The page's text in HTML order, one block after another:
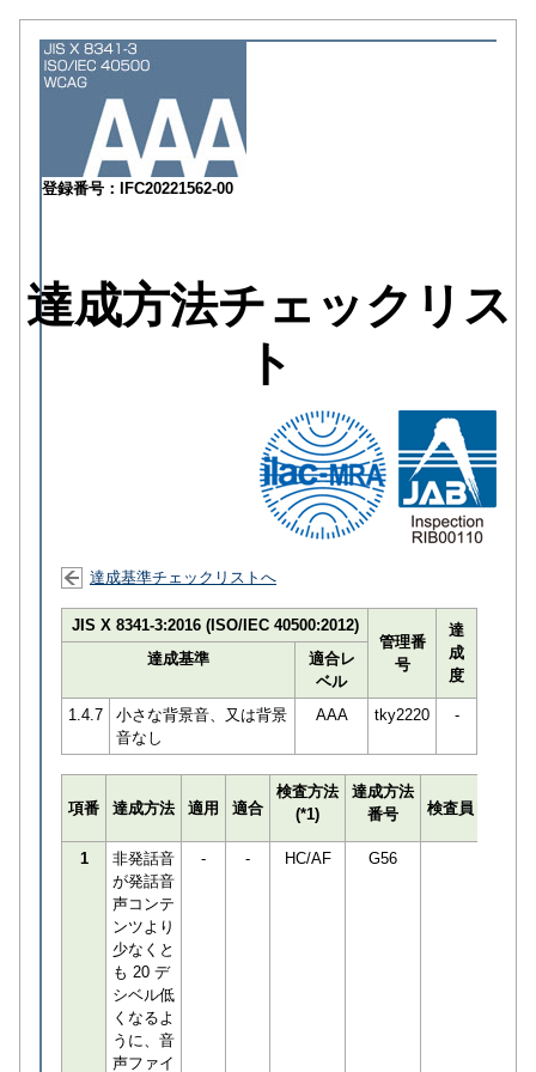
登録番号：IFC20221562-00
達成方法チェックリス
ト
達成基準チェックリストへ
JIS X 8341-3:2016 (ISO/IEC 40500:2012)
管理番
号
達
成
度
達成基準
適合レ
ベル
1.4.7
小さな背景音、又は背景
音なし
AAA tky2220 -
項番 達成方法 適用 適合
検査方法
(*1)
達成方法
番号
検査員
1
非発話音
が発話音
声コンテ
ンツより
少なくと
も 20 デ
シベル低
くなるよ
うに、音
声ファイ
- - HC/AF G56